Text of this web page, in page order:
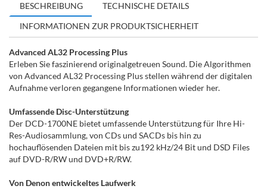
BESCHREIBUNG
TECHNISCHE DETAILS
INFORMATIONEN ZUR PRODUKTSICHERHEIT
Advanced AL32 Processing Plus
Erleben Sie faszinierend originalgetreuen Sound. Die Algorithmen
von Advanced AL32 Processing Plus stellen während der digitalen
Aufnahme verloren gegangene Informationen wieder her.
Umfassende Disc-Unterstützung
Der DCD-1700NE bietet umfassende Unterstützung für Ihre Hi-
Res-Audiosammlung, von CDs und SACDs bis hin zu
hochauflösenden Dateien mit bis zu192 kHz/24 Bit und DSD Files
auf DVD-R/RW und DVD+R/RW.
Von Denon entwickeltes Laufwerk